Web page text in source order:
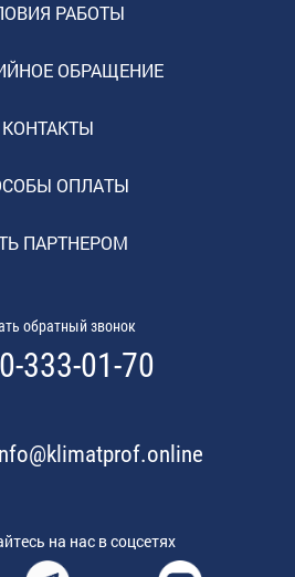
РАБОТЫ
ОБРАЩЕНИЕ
КОНТАКТЫ
ОПЛАТЫ
ПАРТНЕРОМ
обратный звонок
333-01-70
на нас в соцсетях